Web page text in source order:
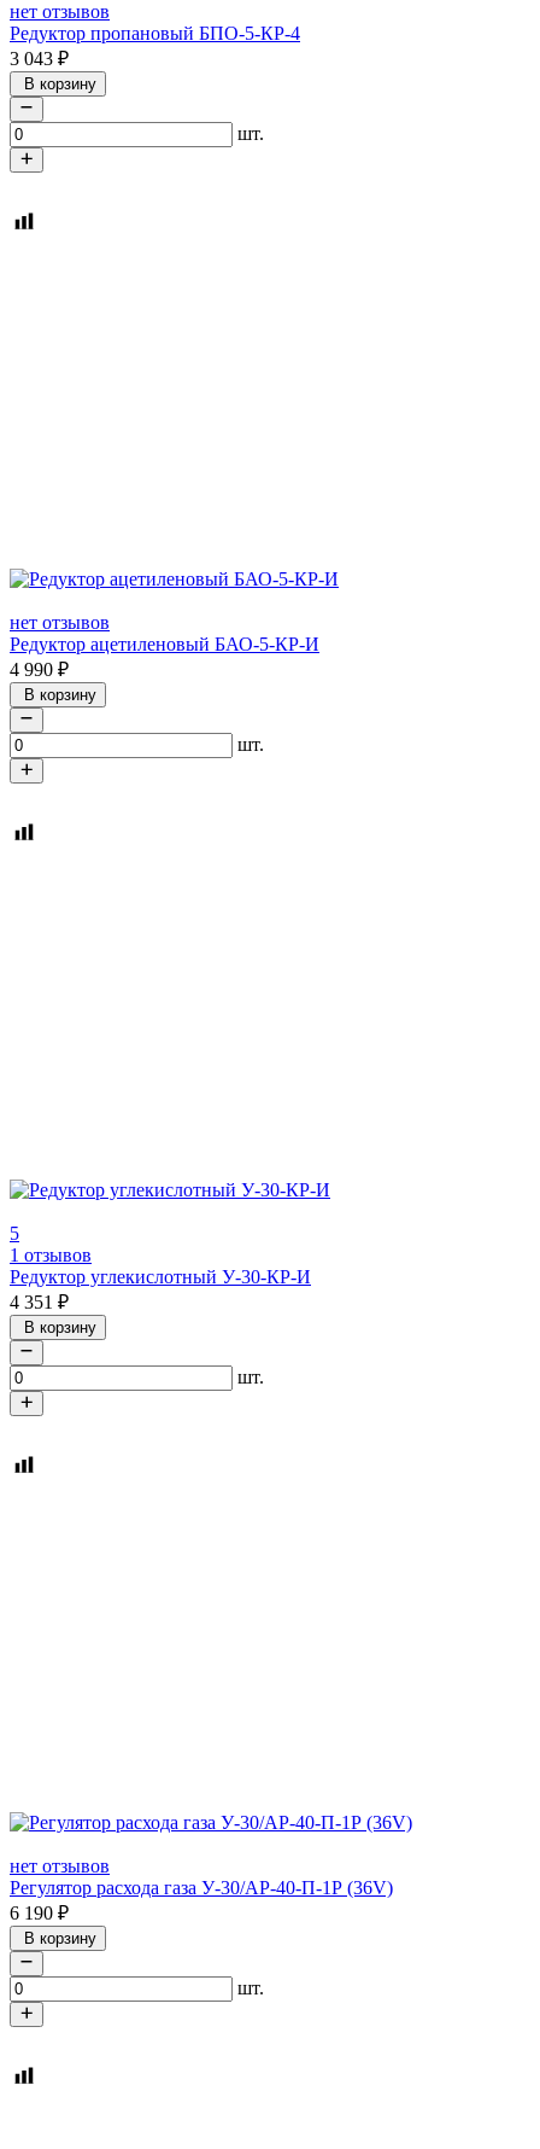
нет отзывов
Редуктор пропановый БПО-5-КР-4
3 043 ₽
В корзину
шт.
нет отзывов
Редуктор ацетиленовый БАО-5-КР-И
4 990 ₽
В корзину
шт.
5
1 отзывов
Редуктор углекислотный У-30-КР-И
4 351 ₽
В корзину
шт.
нет отзывов
Регулятор расхода газа У-30/АР-40-П-1Р (36V)
6 190 ₽
В корзину
шт.